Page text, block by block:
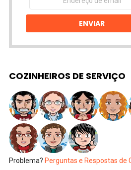
email
ENVIAR
COZINHEIROS DE SERVIÇO
Problema? Perguntas e Respostas de